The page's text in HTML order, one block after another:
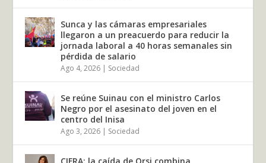
Sunca y las cámaras empresariales
llegaron a un preacuerdo para reducir la
jornada laboral a 40 horas semanales sin
pérdida de salario
Ago 4, 2026 | Sociedad
Se reúne Suinau con el ministro Carlos
Negro por el asesinato del joven en el
centro del Inisa
Ago 3, 2026 | Sociedad